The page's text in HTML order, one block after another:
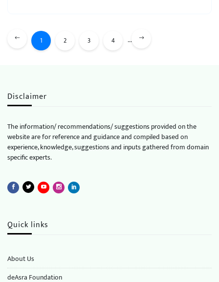
1 2 3 4 ...
Disclaimer
The information/ recommendations/ suggestions provided on the
website are for reference and guidance and compiled based on
experience, knowledge, suggestions and inputs gathered from domain
specific experts.
Quick links
About Us
deAsra Foundation